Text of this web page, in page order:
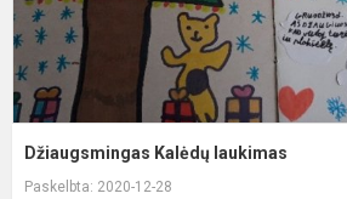
Džiaugsmingas Kalėdų laukimas
Paskelbta: 2020-12-28